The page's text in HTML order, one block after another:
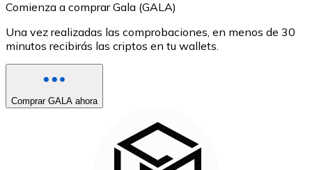
Comienza a comprar Gala (GALA)
Una vez realizadas las comprobaciones, en menos de 30
minutos recibirás las criptos en tu wallets.
Comprar GALA ahora